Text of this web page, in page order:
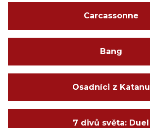
Carcassonne
Bang
Osadníci z Katanu
7 divů světa: Duel